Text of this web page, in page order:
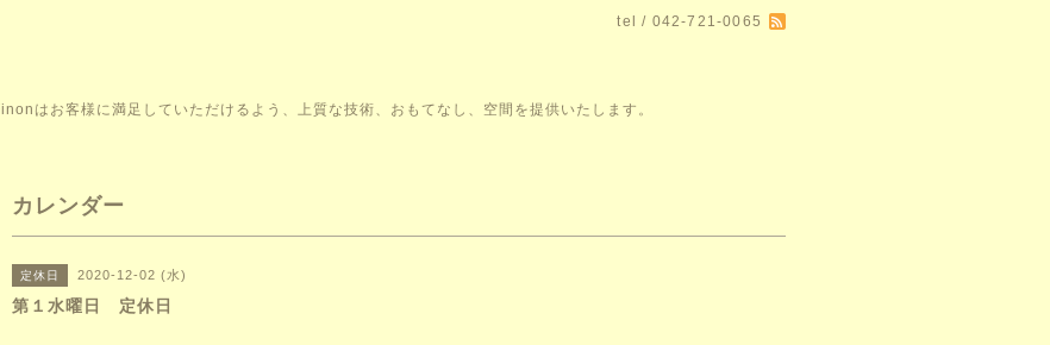
tel / 042-721-0065
はお客様に満足していただけるよう、上質な技術、おもてなし、空間を提供いたします。
カレンダー
定休日 2020-12-02 (水)
第１水曜日 定休日